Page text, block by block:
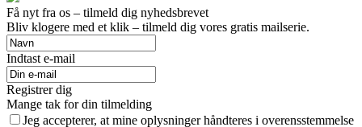
Få nyt fra os – tilmeld dig nyhedsbrevet
Bliv klogere med et klik – tilmeld dig vores gratis mailserie.
Indtast e-mail
Registrer dig
Mange tak for din tilmelding
Jeg accepterer, at mine oplysninger håndteres i overensstemmelse